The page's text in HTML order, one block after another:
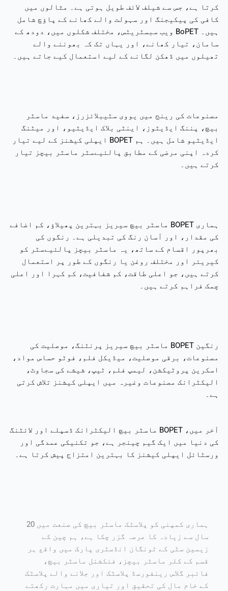
کرتا ہے، جس سے شیلف لائف طویل ہوتی ہے۔ مثالوں میں
کافی کی پیکیجنگ اور سہولت والے کھانے کے پاؤچ شامل
ہیں۔ BoPET ویب سبسٹریٹس، مختلف شکلوں میں، دودھ کے
سامان، تیار کھانے، اور یہاں تک کہ بھوننے والے
تھیلوں میں ڈھکن لگانے کے لیے استعمال کیے جاتے ہیں۔
مصنوعات کی رینج میں یووی سٹیبلائزرز، سفید ماسٹر
بیچ، پننگ ایڈیٹوز، اینٹی بلاک ایڈیٹیو، اور میٹنگ
ایڈیٹیو شامل ہیں۔ ہم BOPET ایپلی کیشنز کے لیے تیار
کردہ اپنی مرضی کے مطابق پالئیےسٹر ماسٹر بیچز تیار
کرتے ہیں۔
ہماری BOPET ماسٹر بیچ سیریز بہترین پھیلاؤ، کم اضافے
کی مقدار، اور آسان رنگ کی تبدیلی ہے۔ رنگوں کی
بھرپور اقسام کے ساتھ، یہ ماسٹر بیچز پالئیےسٹر کو
کیریئر اور مختلف روغن یا رنگوں کے طور پر استعمال
کرتے ہیں، جو اعلی طاقت، کم شفافیت، کم کہرا اور اعلی
چمک فراہم کرتے ہیں۔
رنگین BOPET ماسٹر بیچ سیریز پرنٹنگ، موصلیت کی
مصنوعات، برقی موصلیت، میڈیکل فلم، فوٹو حساس مواد،
اسکرین پروٹیکشن، لیمپ فلم، ٹیپ، شیشے کی سجاوٹ،
الیکٹرانک مصنوعات وغیرہ میں ایپلی کیشنز تلاش کرتی
ہے۔
آخر میں، BOPET ماسٹر بیچ الیکٹرانک ڈسپلے اور لائٹنگ
کی دنیا میں ایک گیم چینجر ہے، جو تکنیکی عمدگی اور
ورسٹائل ایپلی کیشنز کا بہترین امتزاج پیش کرتا ہے۔
ہماری کمپنی کو پلاسٹک ماسٹر بیچ کی صنعت میں 20
سال سے زیادہ کا عرصہ گزر چکا ہے، ہم چین کے
زیمین سٹی کے ٹونگان انڈسٹری پارک میں واقع ہر
قسم کے کلر ماسٹر بیچز، فنکشنل ماسٹر بیچ،
فائبر گلاس رینفورسڈ پلاسٹک اور جلانے والے پلاسٹک
کے خام مال کی تحقیق اور تیاری میں مہارت رکھتے